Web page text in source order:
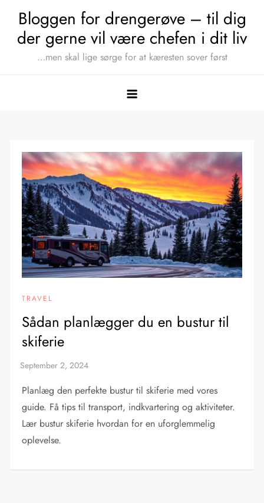
content
Bloggen for drengerøve – til dig
der gerne vil være chefen i dit liv
…men skal lige sørge for at kæresten sover først
TRAVEL
Sådan planlægger du en bustur til
skiferie
Planlæg den perfekte bustur til skiferie med vores
guide. Få tips til transport, indkvartering og aktiviteter.
Lær bustur skiferie hvordan for en uforglemmelig
oplevelse.